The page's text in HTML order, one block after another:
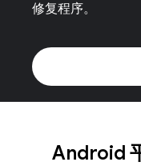
修复程序。
Android